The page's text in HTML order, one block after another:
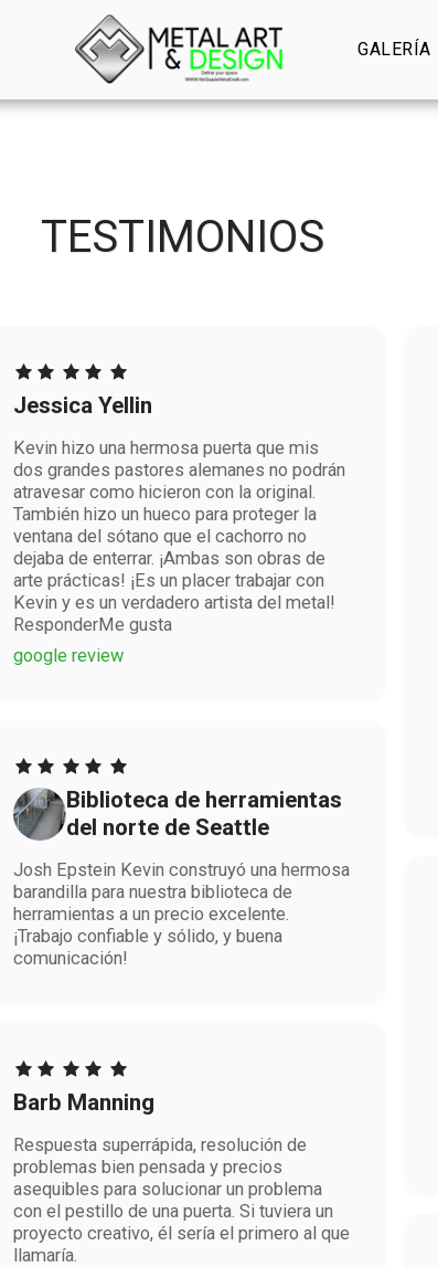
GALERÍA
TESTIMONIOS
Jessica Yellin
Kevin hizo una hermosa puerta que mis
dos grandes pastores alemanes no podrán
atravesar como hicieron con la original.
También hizo un hueco para proteger la
ventana del sótano que el cachorro no
dejaba de enterrar. ¡Ambas son obras de
arte prácticas! ¡Es un placer trabajar con
Kevin y es un verdadero artista del metal!
ResponderMe gusta
google review
Biblioteca de herramientas
del norte de Seattle
Josh Epstein Kevin construyó una hermosa
barandilla para nuestra biblioteca de
herramientas a un precio excelente.
¡Trabajo confiable y sólido, y buena
comunicación!
Barb Manning
Respuesta superrápida, resolución de
problemas bien pensada y precios
asequibles para solucionar un problema
con el pestillo de una puerta. Si tuviera un
proyecto creativo, él sería el primero al que
llamaría.